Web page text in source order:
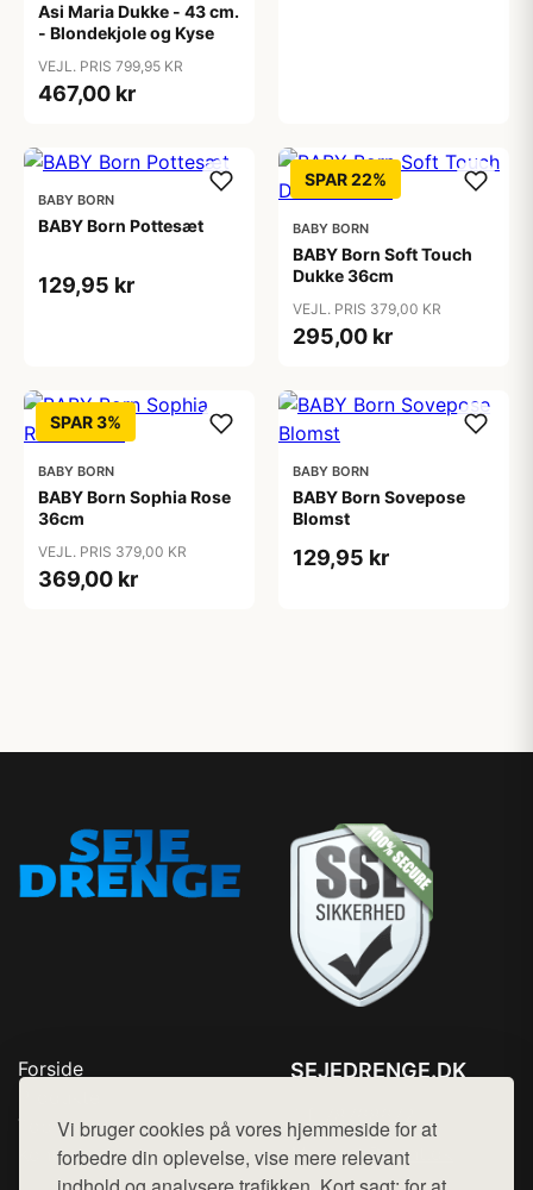
Vi bruger cookies på vores hjemmeside for at
forbedre din oplevelse, vise mere relevant
Asi Maria Dukke - 43 cm.
- Blondekjole og Kyse
VEJL. PRIS 799,95 KR
467,00 kr
BABY BORN
BABY Born Pottesæt
129,95 kr
SPAR 22%
BABY BORN
BABY Born Soft Touch
Dukke 36cm
VEJL. PRIS 379,00 KR
295,00 kr
SPAR 3%
BABY BORN
BABY Born Sophia Rose
36cm
VEJL. PRIS 379,00 KR
369,00 kr
BABY BORN
BABY Born Sovepose
Blomst
129,95 kr
Forside
Top Rabatter
Kontakt
SEJEDRENGE.DK
Mail: hej@want.dk